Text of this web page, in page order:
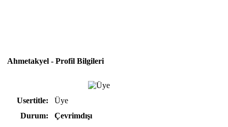
Ahmetakyel - Profil Bilgileri
Usertitle:
Üye
Durum:
Çevrimdışı